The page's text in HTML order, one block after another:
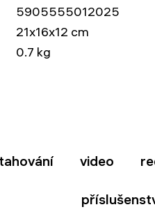
5905555012025
21x16x12 cm
0.7 kg
video